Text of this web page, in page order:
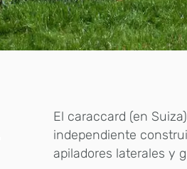
El caraccard (en
independiente
apiladores laterales y